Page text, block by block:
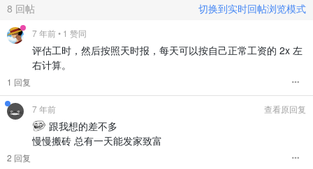
8 回帖 切换到实时回帖浏览模式
7 年前• 1 赞同
评估工时，然后按照天时报，每天可以按自己正常工资的 2x 左
右计算。
1 回复
7 年前 查看原回复
跟我想的差不多
慢慢搬砖 总有一天能发家致富
2 回复